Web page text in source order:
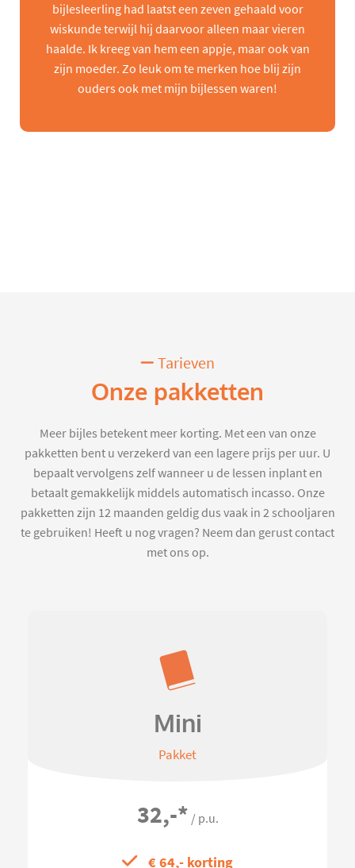
bijlesleerling had laatst een zeven gehaald voor
wiskunde terwijl hij daarvoor alleen maar vieren
haalde. Ik kreeg van hem een appje, maar ook van
zijn moeder. Zo leuk om te merken hoe blij zijn
ouders ook met mijn bijlessen waren!
Tarieven
Onze pakketten
Meer bijles betekent meer korting. Met een van onze
pakketten bent u verzekerd van een lagere prijs per uur. U
bepaalt vervolgens zelf wanneer u de lessen inplant en
betaalt gemakkelijk middels automatisch incasso. Onze
pakketten zijn 12 maanden geldig dus vaak in 2 schooljaren
te gebruiken! Heeft u nog vragen? Neem dan gerust contact
met ons op.
Mini
Pakket
32,-* / p.u.
€ 64,- korting